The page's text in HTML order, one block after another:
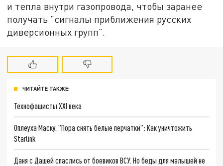
и тепла внутри газопровода, чтобы заранее
получать "сигналы приближения русских
диверсионных групп".
ЧИТАЙТЕ ТАКЖЕ:
Технофашисты XXI века
Оплеуха Маску. "Пора снять белые перчатки": Как уничтожить
Starlink
Даня с Дашей спаслись от боевиков ВСУ. Но беды для малышей не